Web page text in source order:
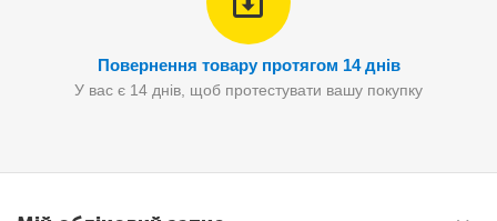
Повернення товару протягом 14 днів
У вас є 14 днів, щоб протестувати вашу покупку